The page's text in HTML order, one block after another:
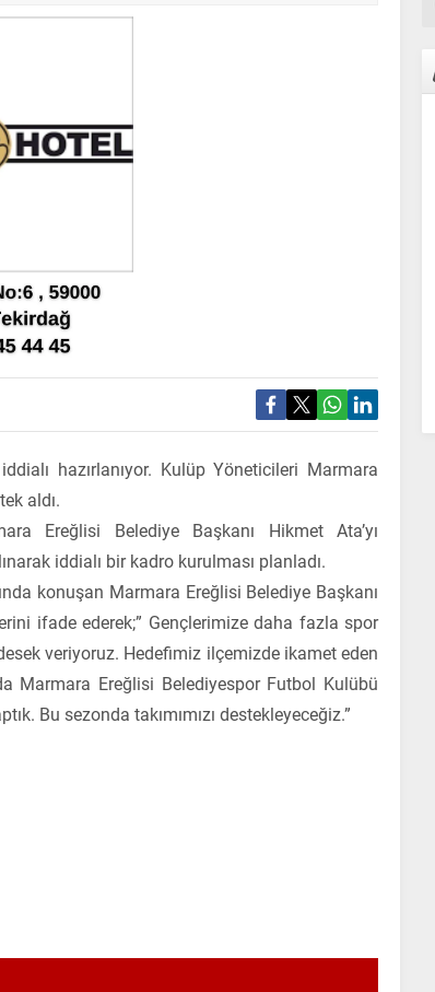
hazırlanıyor. Kulüp Yöneticileri Marmara
aldı.
Ereğlisi Belediye Başkanı Hikmet Ata’yı
iddialı bir kadro kurulması planladı.
konuşan Marmara Ereğlisi Belediye Başkanı
ifade ederek;” Gençlerimize daha fazla spor
veriyoruz. Hedefimiz ilçemizde ikamet eden
Marmara Ereğlisi Belediyespor Futbol Kulübü
Bu sezonda takımımızı destekleyeceğiz.”